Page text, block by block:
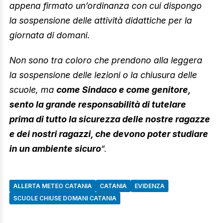
appena firmato un’ordinanza con cui dispongo
la sospensione delle attività didattiche per la
giornata di domani.
Non sono tra coloro che prendono alla leggera
la sospensione delle lezioni o la chiusura delle
scuole, ma come Sindaco e come genitore,
sento la grande responsabilità di tutelare
prima di tutto la sicurezza delle nostre ragazze
e dei nostri ragazzi, che devono poter studiare
in un ambiente sicuro“.
ALLERTA METEO CATANIA CATANIA
EVIDENZA
SCUOLE CHIUSE DOMANI CATANIA